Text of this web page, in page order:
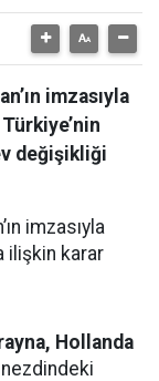
imzasıyla
değişikliği
imzasıyla
ilişkin karar
Hollanda
nezdindeki